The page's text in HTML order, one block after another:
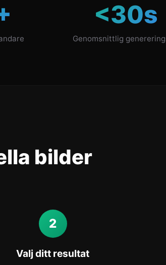
<30s
Genomsnittlig
bilder
2
Valj ditt resultat